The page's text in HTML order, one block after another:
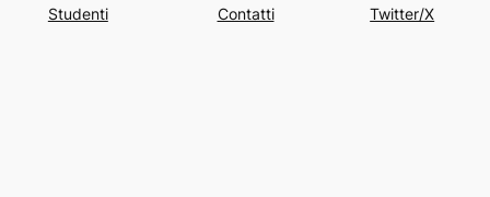
Studenti
Contatti
Twitter/X